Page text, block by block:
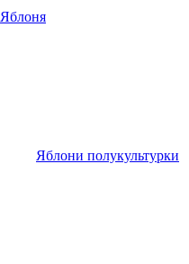
Яблоня
Яблони полукультурки